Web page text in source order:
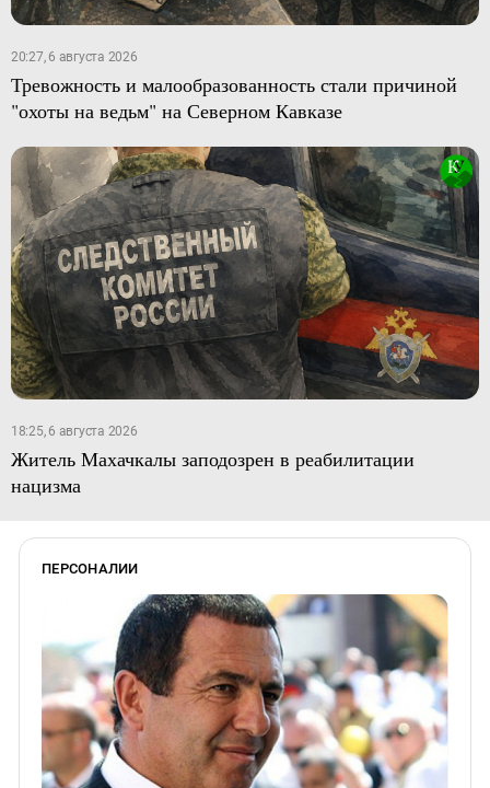
20:27, 6 августа 2026
Тревожность и малообразованность стали причиной
"охоты на ведьм" на Северном Кавказе
18:25, 6 августа 2026
Житель Махачкалы заподозрен в реабилитации
нацизма
ПЕРСОНАЛИИ